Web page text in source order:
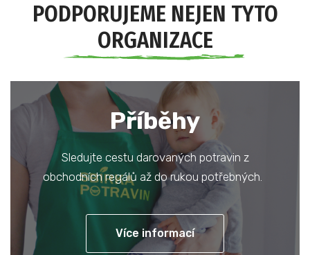
PODPORUJEME NEJEN TYTO
ORGANIZACE
Příběhy
Sledujte cestu darovaných potravin z
obchodních regálů až do rukou potřebných.
Více informací